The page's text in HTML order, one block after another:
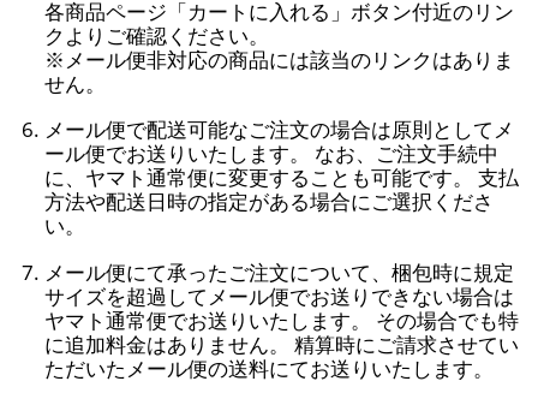
各商品ページ「カートに入れる」ボタン付近のリン
クよりご確認ください。
※メール便非対応の商品には該当のリンクはありま
せん。
メール便で配送可能なご注文の場合は原則としてメ
ール便でお送りいたします。 なお、ご注文手続中
に、ヤマト通常便に変更することも可能です。 支払
方法や配送日時の指定がある場合にご選択くださ
い。
メール便にて承ったご注文について、梱包時に規定
サイズを超過してメール便でお送りできない場合は
ヤマト通常便でお送りいたします。 その場合でも特
に追加料金はありません。 精算時にご請求させてい
ただいたメール便の送料にてお送りいたします。